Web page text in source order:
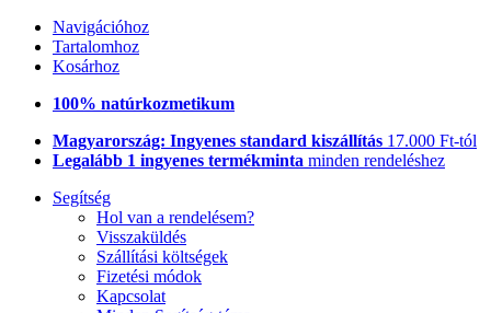
Navigációhoz
Tartalomhoz
Kosárhoz
100% natúrkozmetikum
Magyarország: Ingyenes standard kiszállítás 17.000 Ft-tól
Legalább 1 ingyenes termékminta minden rendeléshez
Segítség
Hol van a rendelésem?
Visszaküldés
Szállítási költségek
Fizetési módok
Kapcsolat